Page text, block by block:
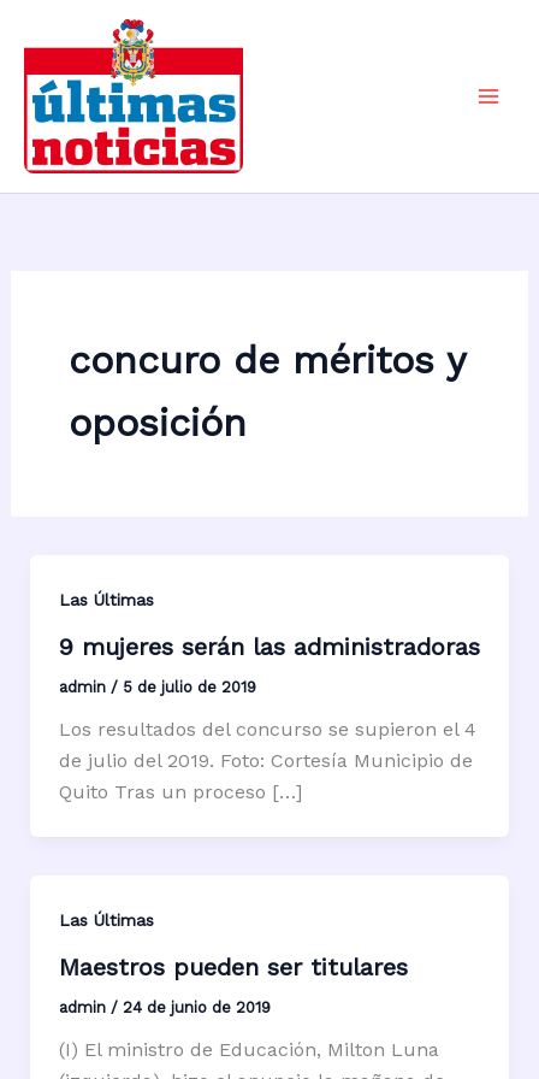
contenido
concuro de méritos y
oposición
Las Últimas
9 mujeres serán las administradoras
admin / 5 de julio de 2019
Los resultados del concurso se supieron el 4
de julio del 2019. Foto: Cortesía Municipio de
Quito Tras un proceso […]
Las Últimas
Maestros pueden ser titulares
admin / 24 de junio de 2019
(I) El ministro de Educación, Milton Luna